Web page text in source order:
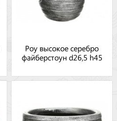
Роу высокое серебро
файберстоун d26,5 h45